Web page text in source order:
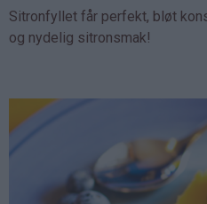
Sitronfyllet får perfekt, bløt
og nydelig sitronsmak!